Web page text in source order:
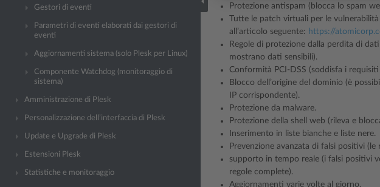
Gestori di eventi
Parametri di eventi elaborati dai gestori di
eventi
Aggiornamenti sistema (solo Plesk per Linux)
Componente Watchdog (monitoraggio di
sistema)
Amministrazione di Plesk
Personalizzazione dell’interfaccia di Plesk
Update e Upgrade di Plesk
Estensioni Plesk
Statistiche e monitoraggio
Protezione antispam (blocca lo spam
Tutte le patch virtuali per le
all’articolo seguente: https://
Regole di protezione dalla perdita di
mostrano dati sensibili).
Conformità PCI-DSS (soddisfa i
Blocco dell’origine del dominio (è
IP corrispondente).
Protezione da malware.
Protezione della shell web (rileva e
Inserimento in liste bianche e liste nere.
Prevenzione avanzata di falsi positivi
supporto in tempo reale (i falsi positivi
regole complete).
Aggiornamenti varie volte al giorno.